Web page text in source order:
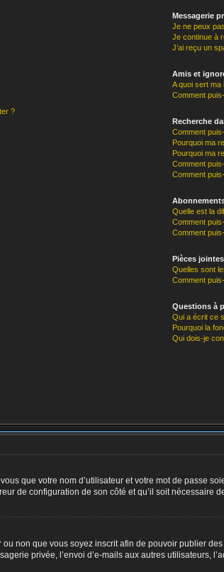
?
Messagerie
Je ne peux
Je continue à
J’ai reçu un
Amis et
A quoi sert ma
Comment
Recherche
Comment
Pourquoi ma
Pourquoi ma
Comment
Comment
Quelle est la
Comment
Comment
Pièces jointes
Quelles sont
Comment
Questions à
Qui a écrit ce
Pourquoi la
Qui dois-je
que votre nom d’utilisateur et votre mot de passe
de configuration de son côté et qu’il soit nécessaire
non que vous soyez inscrit afin de pouvoir publier
privée, l’envoi d’e-mails aux autres utilisateurs,